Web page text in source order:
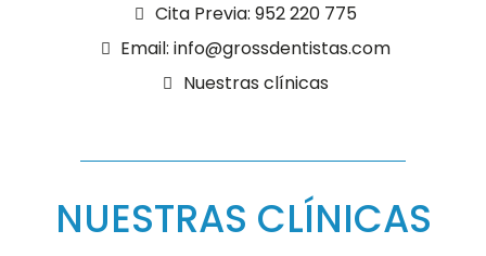
Cita Previa: 952 220 775
Email: info@grossdentistas.com
Nuestras clínicas
NUESTRAS CLÍNICAS